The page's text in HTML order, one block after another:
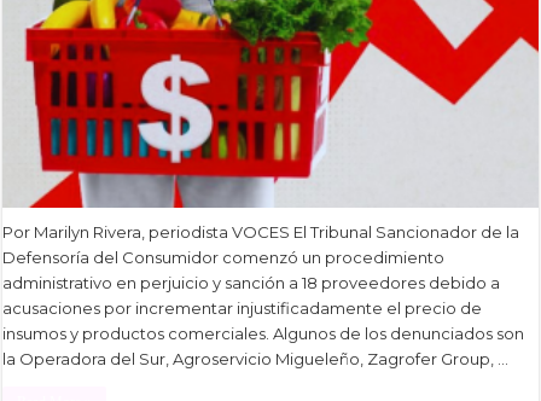
Por Marilyn Rivera, periodista VOCES El Tribunal Sancionador de la
Defensoría del Consumidor comenzó un procedimiento
administrativo en perjuicio y sanción a 18 proveedores debido a
acusaciones por incrementar injustificadamente el precio de
insumos y productos comerciales. Algunos de los denunciados son
la Operadora del Sur, Agroservicio Migueleño, Zagrofer Group, …